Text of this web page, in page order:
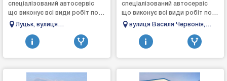
спеціалізований автосервіс
що виконує всі види робіт по
турбінах: зняття, діагностика,
виго...
Луцьк, вулиця
Котляревського, 19,
Волинська область, Україна
спеціалізований автосервіс
що виконує всі види робіт по
турбінах: зняття, діагностика,
виготовле...
вулиця Василя Червонія,
39Б, Рівне, Рівненська
область, 33003